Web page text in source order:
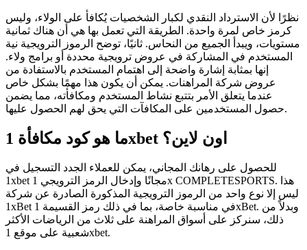
نظرًا لأن الاسترداد النقدي لكبار الشخصيات يُكافأ على الولاء، وليس
كرمز خاص لمرة واحدة. الطريقة التي تعمل بها هي أن هناك ثمانية
مستويات، ويبدأ الجميع من النحاس. ثانيًا، توضح الرموز الترويجية نية
المستخدم في المشاركة في عروض ترويجية محددة أو برامج ولاء.
إنها بمثابة إشارة واضحة إلى اهتمام المستخدم بالاستفادة من
عروض شركة المراهنات. يمكن أن يكون هذا مهمًا بشكل خاص
عندما يتعلق الأمر بتتبع نشاط المستخدم ومكافأته، مما يضمن
حصول المستخدمين على المكافآت التي يحق لهم الحصول عليها.
ما هو كود مكافأة 1xbet اون لاين؟
للحصول على رهانك المجاني، يمكن للعملاء الجدد التسجيل في
1xbet مجانًا وإدخال الرمز الترويجي 1x COMPLETESPORTS. هذا
ليس إلا نوع واحد من الرموز الترويجية المذكورة الصادرة عن شركة
1xBet في مناسبة خاصة، بما في ذلك رمز القسيمة 1xBet. وبدلاً من
ذلك، سنركز على أسواق المراهنة على ثلاث من الرياضات الأكثر
شعبية على موقع 1xbet.